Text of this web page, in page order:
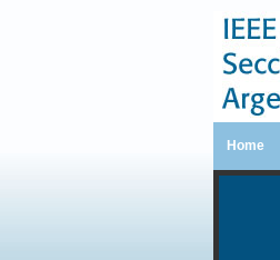
Home